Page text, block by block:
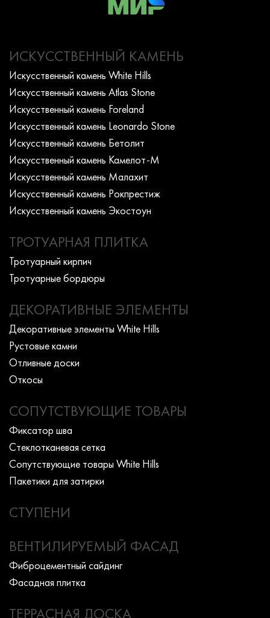
ИСКУССТВЕННЫЙ КАМЕНЬ
Искусcтвенный камень White Hills
Искусcтвенный камень Atlas Stone
Искусcтвенный камень Foreland
Искусcтвенный камень Leonardo Stone
Искусcтвенный камень Бетолит
Искусcтвенный камень Камелот-М
Искусcтвенный камень Малахит
Искусcтвенный камень Рокпрестиж
Искусcтвенный камень Экостоун
ТРОТУАРНАЯ ПЛИТКА
Тротуарный кирпич
Тротуарные бордюры
ДЕКОРАТИВНЫЕ ЭЛЕМЕНТЫ
Декоративные элементы White Hills
Рустовые камни
Отливные доски
Откосы
СОПУТСТВУЮЩИЕ ТОВАРЫ
Фиксатор шва
Стеклотканевая сетка
Сопутствующие товары White Hills
Пакетики для затирки
СТУПЕНИ
ВЕНТИЛИРУЕМЫЙ ФАСАД
Фиброцементный сайдинг
Фасадная плитка
ТЕРРАСНАЯ ДОСКА